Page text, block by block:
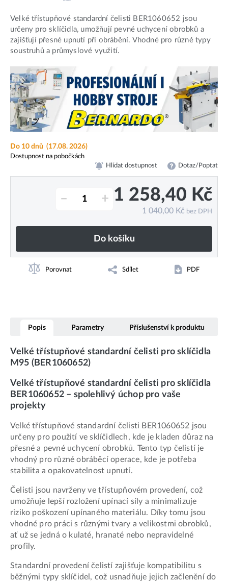
Velké třístupňové standardní čelisti BER1060652 jsou
určeny pro sklíčidla, umožňují pevné uchycení obrobků a
zajišťují přesné upnutí při obrábění. Vhodné pro různé typy
soustruhů a průmyslové využití.
Do 10 dnů (17.08. 2026)
Dostupnost na pobočkách
Hlídat dostupnost Dotaz/Poptat
– + 1 258,40 Kč
1 040,00 Kč bez DPH
Do košíku
Porovnat Sdílet PDF
Popis Parametry Příslušenství k produktu
Velké třístupňové standardní čelisti pro sklíčidla
M95 (BER1060652)
Velké třístupňové standardní čelisti pro sklíčidla
BER1060652 – spolehlivý úchop pro vaše
projekty
Velké třístupňové standardní čelisti BER1060652 jsou
určeny pro použití ve sklíčidlech, kde je kladen důraz na
přesné a pevné uchycení obrobků. Tento typ čelistí je
vhodný pro různé obráběcí operace, kde je potřeba
stabilita a opakovatelnost upnutí.
Čelisti jsou navrženy ve třístupňovém provedení, což
umožňuje lepší rozložení upínací síly a minimalizuje
riziko poškození upínaného materiálu. Díky tomu jsou
vhodné pro práci s různými tvary a velikostmi obrobků,
ať už se jedná o kulaté, hranaté nebo nepravidelné
profily.
Standardní provedení čelistí zajišťuje kompatibilitu s
běžnými typy sklíčidel, což usnadňuje jejich začlenění do